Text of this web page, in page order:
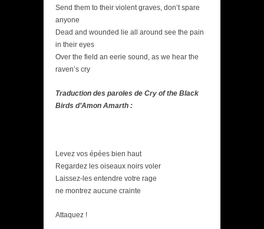
Send them to their violent graves, don’t spare
anyone
Dead and wounded lie all around see the pain
in their eyes
Over the field an eerie sound, as we hear the
raven’s cry
Traduction des paroles de Cry of the Black
Birds d’Amon Amarth :
Levez vos épées bien haut
Regardez les oiseaux noirs voler
Laissez-les entendre votre rage
ne montrez aucune crainte
Attaquez !